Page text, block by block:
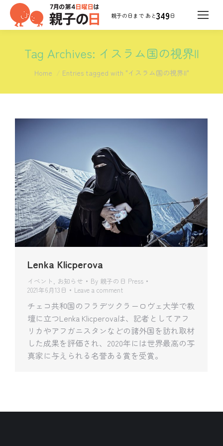
349日
Tag Archives: イスラム国の視界II
You are here:
Home Entries tagged with "イスラム国の視界II"
Lenka Klicperova
イベント お知らせ By 親子の日 Press
2021年6月13日
Leave a comment
チェコ共和国のフラデツクラーロヴェ大学で教
壇に立つLenka Klicperovaは、記者としてアフ
リカやアフガニスタンなどの諸外国を訪れ取材
した成果を評価され、2020年には世界最高の写
真家に与えられる名誉ある賞を受賞。